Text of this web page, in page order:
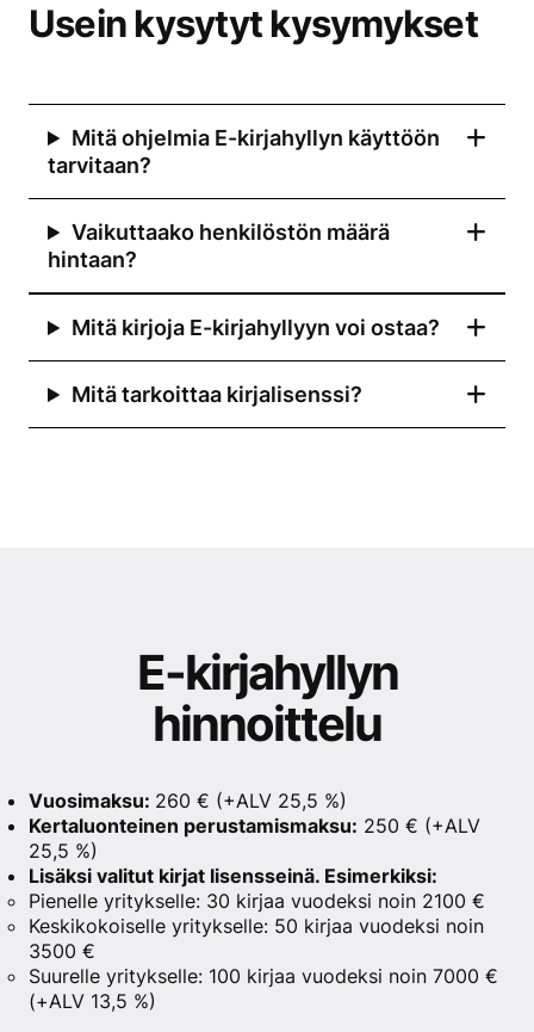
Usein kysytyt kysymykset
Mitä ohjelmia E-kirjahyllyn käyttöön
tarvitaan?
Vaikuttaako henkilöstön määrä
hintaan?
Mitä kirjoja E-kirjahyllyyn voi ostaa?
Mitä tarkoittaa kirjalisenssi?
E-kirjahyllyn
hinnoittelu
Vuosimaksu: 260 € (+ALV 25,5 %)
Kertaluonteinen perustamismaksu: 250 € (+ALV
25,5 %)
Lisäksi valitut kirjat lisensseinä. Esimerkiksi:
Pienelle yritykselle: 30 kirjaa vuodeksi noin 2100 €
Keskikokoiselle yritykselle: 50 kirjaa vuodeksi noin
3500 €
Suurelle yritykselle: 100 kirjaa vuodeksi noin 7000 €
(+ALV 13,5 %)